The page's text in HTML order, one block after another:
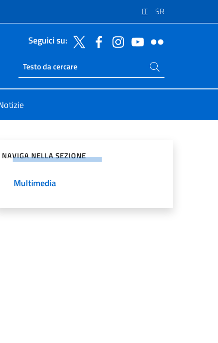
IT SR
Seguici su:
Ricerca sito live
Cerca nel sito
NAVIGA NELLA SEZIONE
Multimedia